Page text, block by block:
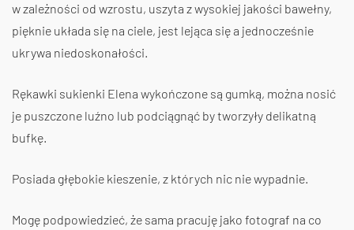
w zależności od wzrostu, uszyta z wysokiej jakości bawełny,
pięknie układa się na ciele, jest lejąca się a jednocześnie
ukrywa niedoskonałości.
Rękawki sukienki Elena wykończone są gumką, można nosić
je puszczone luźno lub podciągnąć by tworzyły delikatną
bufkę.
Posiada głębokie kieszenie, z których nic nie wypadnie.
Mogę podpowiedzieć, że sama pracuję jako fotograf na co